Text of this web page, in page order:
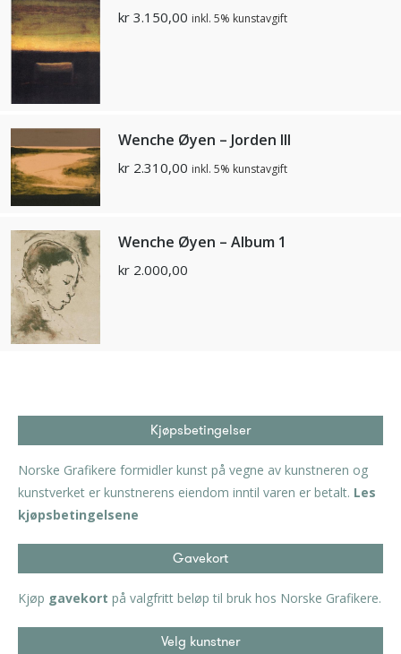
kr 3.150,00 inkl. 5% kunstavgift
Wenche Øyen – Jorden III
kr 2.310,00 inkl. 5% kunstavgift
Wenche Øyen – Album 1
kr 2.000,00
Kjøpsbetingelser
Norske Grafikere formidler kunst på vegne av kunstneren og
kunstverket er kunstnerens eiendom inntil varen er betalt. Les
kjøpsbetingelsene
Gavekort
Kjøp gavekort på valgfritt beløp til bruk hos Norske Grafikere.
Velg kunstner